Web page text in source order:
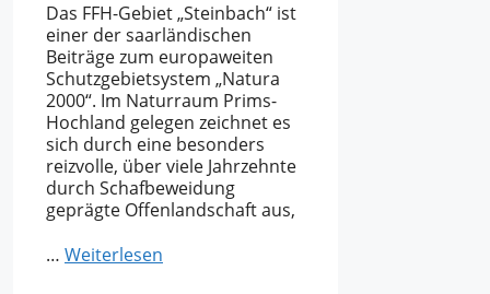
Das FFH-Gebiet „Steinbach“ ist
einer der saarländischen
Beiträge zum europaweiten
Schutzgebietsystem „Natura
2000“. Im Naturraum Prims-
Hochland gelegen zeichnet es
sich durch eine besonders
reizvolle, über viele Jahrzehnte
durch Schafbeweidung
geprägte Offenlandschaft aus,
… Weiterlesen